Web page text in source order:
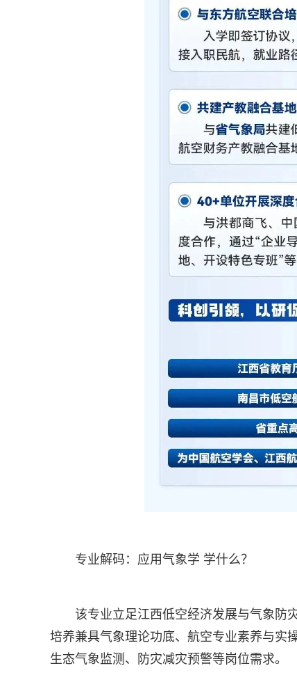
专业解码：应用气象学 学什么？
该专业立足江西低空经济发展与气象防
培养兼具气象理论功底、航空专业素养与实
生态气象监测、防灾减灾预警等岗位需求。